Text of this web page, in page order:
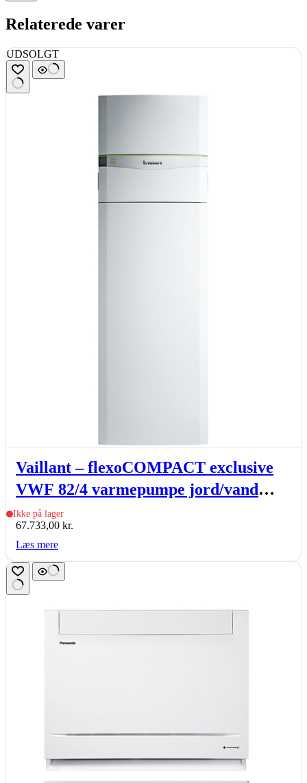
Relaterede varer
UDSOLGT
Vaillant – flexoCOMPACT exclusive
VWF 82/4 varmepumpe jord/vand
indedel med 171l varmtvandsbeholder
Ikke på lager
67.733,00 kr.
Læs mere